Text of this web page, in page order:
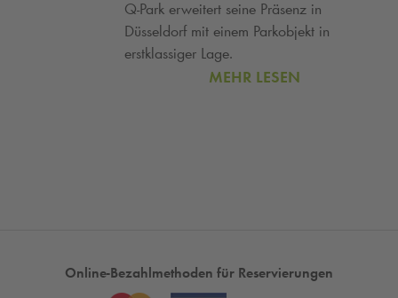
Q-Park erweitert seine Präsenz in
Düsseldorf mit einem Parkobjekt in
erstklassiger Lage.
MEHR LESEN
Online-Bezahlmethoden für Reservierungen